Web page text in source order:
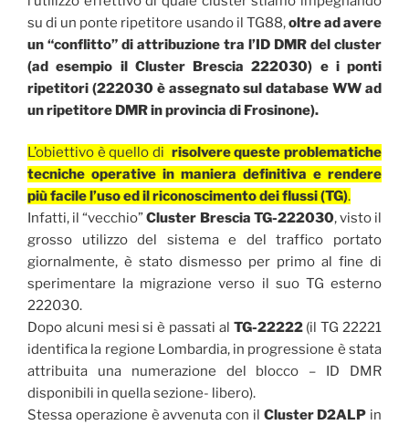
su di un ponte ripetitore usando il TG88,oltre ad avere
un “conflitto” di attribuzione tra l’ID DMR del cluster
(ad esempio il Cluster Brescia 222030) e i ponti
ripetitori (222030 è assegnato sul database WW ad
un ripetitore DMR in provincia di Frosinone).
L’obiettivo è quello di risolvere queste problematiche
tecniche operative in maniera definitiva e rendere
più facile l’uso ed il riconoscimento dei flussi (TG).
Infatti, il “vecchio”Cluster Brescia TG-222030, visto il
grosso utilizzo del sistema e del traffico portato
giornalmente, è stato dismesso per primo al fine di
sperimentare la migrazione verso il suo TG esterno
222030.
Dopo alcuni mesi si è passati al TG-22222(il TG 22221
identifica la regione Lombardia, in progressione è stata
attribuita una numerazione del blocco – ID DMR
disponibili in quella sezione- libero).
Stessa operazione è avvenuta con il Cluster D2ALP in